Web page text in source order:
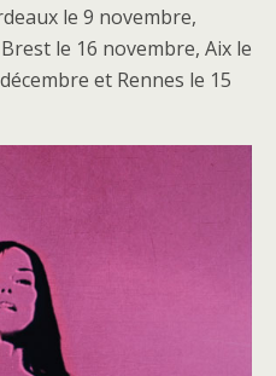
le 9 novembre,
le 16 novembre, Aix le
et Rennes le 15